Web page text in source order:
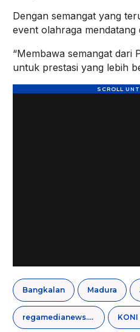
Dengan semangat yang
event olahraga mendatang
“Membawa semangat dari
untuk prestasi yang lebih
Bangkalan Madura
regamedianews.com